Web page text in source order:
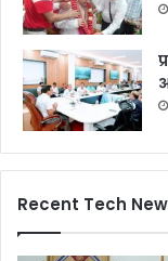
Recent Tech